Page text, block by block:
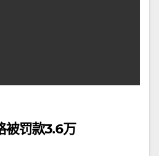
被罚款3.6万